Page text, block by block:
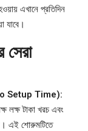
এখানে প্রতিদিন
যাবে।
Setup Time):
লক্ষ টাকা খরচ এবং
এই শোরুমটিতে